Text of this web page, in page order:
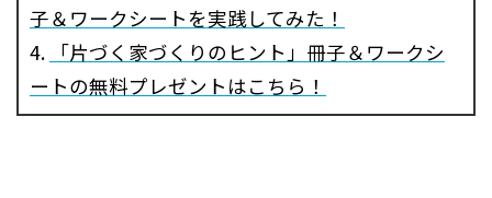
子＆ワークシートを実践してみた！
4. 「片づく家づくりのヒント」冊子＆ワークシ
ートの無料プレゼントはこちら！